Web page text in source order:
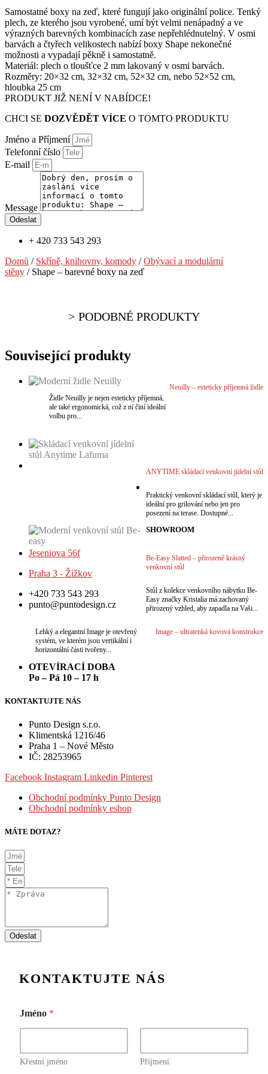
Samostatné boxy na zeď, které fungují jako originální police. Tenký
plech, ze kterého jsou vyrobené, umí být velmi nenápadný a ve
výrazných barevných kombinacích zase nepřehlédnutelný. V osmi
barvách a čtyřech velikostech nabízí boxy Shape nekonečné
možnosti a vypadají pěkně i samostatně.
Materiál: plech o tloušťce 2 mm lakovaný v osmi barvách.
Rozměry: 20×32 cm, 32×32 cm, 52×32 cm, nebo 52×52 cm,
hloubka 25 cm
PRODUKT JIŽ NENÍ V NABÍDCE!
CHCI SE DOZVĚDĚT VÍCE O TOMTO PRODUKTU
Jméno a Příjmení
Telefonní číslo
E-mail
Message
Odeslat
+ 420 733 543 293
Domů / Skříně, knihovny, komody /Obývací a modulární
stěny / Shape – barevné boxy na zeď
PODOBNÉ PRODUKTY
Související produkty
Neuilly – esteticky příjemná židle
Židle Neuilly je nejen esteticky příjemná,
ale také ergonomická, což z ní činí ideální
volbu pro...
ANYTIME skládací venkovní jídelní stůl
Praktický venkovní skládací stůl, který je
ideální pro grilování nebo jen pro
posezení na terase. Dostupné...
options
may
be
on
product
page
Be-Easy Slatted – přirozeně krásný
venkovní stůl
Stůl z kolekce venkovního nábytku Be-
Easy značky Kristalia má zachovaný
přirozený vzhled, aby zapadla na Vaši...
Image – ultratenká kovová konstrukce
Lehký a elegantní Image je otevřený
systém, ve kterém jsou vertikální i
horizontální části tvořeny...
SHOWROOM
Jeseniova 56f
Praha 3 - Žižkov
+420 733 543 293
punto@puntodesign.cz
OTEVÍRACÍ DOBA
Po – Pá 10 – 17 h
KONTAKTUJTE NÁS
Punto Design s.r.o.
Klimentská 1216/46
Praha 1 – Nové Město
IČ: 28253965
Facebook Instagram Linkedin Pinterest
Obchodní podmínky Punto Design
Obchodní podmínky eshop
MÁTE DOTAZ?
Odeslat
o
m
t
Jméno *
Křestní jméno Příjmení